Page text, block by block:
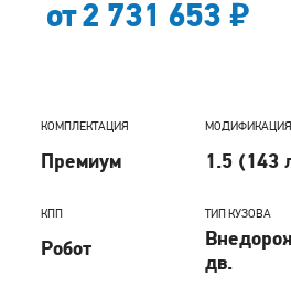
от2 731 653
КОМПЛЕКТАЦИЯ
Премиум
МОДИФИКАЦИЯ
1.5 (143
КПП
Робот
ТИП КУЗОВА
дв.